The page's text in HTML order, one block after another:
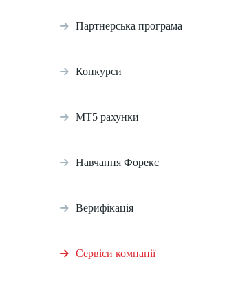
Партнерська програма
Конкурси
МТ5 рахунки
Навчання Форекс
Верифікація
Сервіси компанії